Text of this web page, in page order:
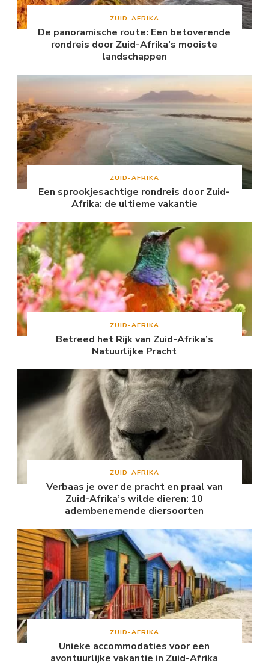
ZUID-AFRIKA
De panoramische route: Een betoverende
rondreis door Zuid-Afrika’s mooiste
landschappen
ZUID-AFRIKA
Een sprookjesachtige rondreis door Zuid-
Afrika: de ultieme vakantie
ZUID-AFRIKA
Betreed het Rijk van Zuid-Afrika’s
Natuurlijke Pracht
ZUID-AFRIKA
Verbaas je over de pracht en praal van
Zuid-Afrika’s wilde dieren: 10
adembenemende diersoorten
ZUID-AFRIKA
Unieke accommodaties voor een
avontuurlijke vakantie in Zuid-Afrika